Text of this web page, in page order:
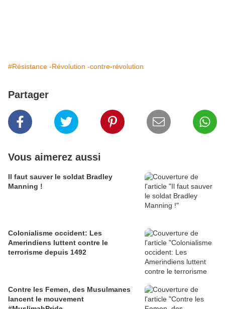
#Résistance -Révolution -contre-révolution
Partager
Vous aimerez aussi
Il faut sauver le soldat Bradley
Manning !
Colonialisme occident: Les
Amerindiens luttent contre le
terrorisme depuis 1492
Contre les Femen, des Musulmanes
lancent le mouvement